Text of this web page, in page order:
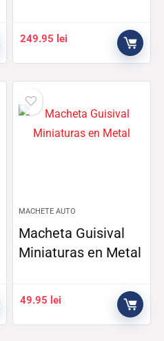
249.95 lei
MACHETE AUTO
Macheta Guisival
Miniaturas en Metal
49.95 lei